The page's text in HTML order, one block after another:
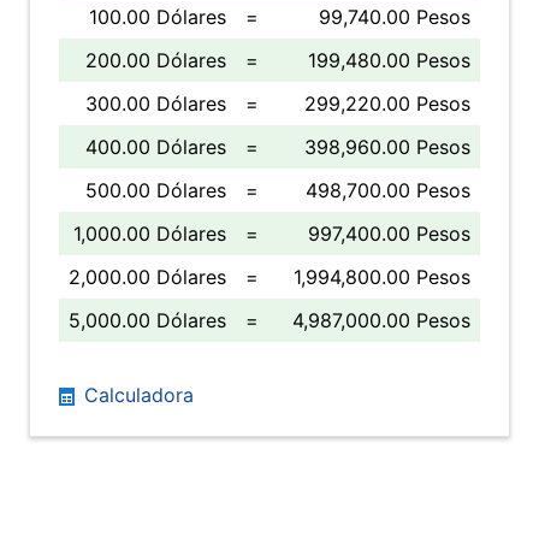
100.00 Dólares
=
99,740.00 Pesos
200.00 Dólares
=
199,480.00 Pesos
300.00 Dólares
=
299,220.00 Pesos
400.00 Dólares
=
398,960.00 Pesos
500.00 Dólares
=
498,700.00 Pesos
1,000.00 Dólares
=
997,400.00 Pesos
2,000.00 Dólares
=
1,994,800.00 Pesos
5,000.00 Dólares
= 4,987,000.00 Pesos
Calculadora